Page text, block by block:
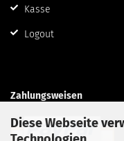
Diese Webseite
Kasse
Logout
Zahlungsweisen